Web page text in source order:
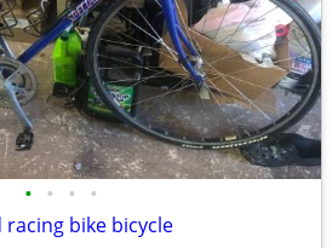
• • • •
racing bike bicycle